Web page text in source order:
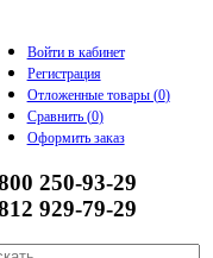
Войти в кабинет
Регистрация
Отложенные товары (0)
Сравнить (0)
Оформить заказ
250-93-29
929-79-29